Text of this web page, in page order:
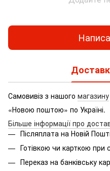
Самовивіз з нашого магазину
«Новою поштою» по Україні.
Більше інформації про
Післяплата на Новій Пошті
Готівкою чи карткою при
Переказ на банківську